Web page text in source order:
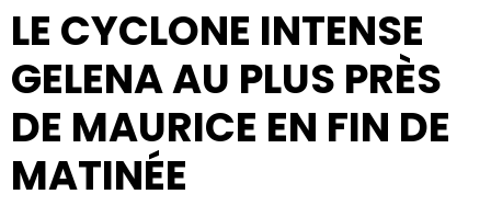
LE CYCLONE INTENSE
GELENA AU PLUS PRÈS
DE MAURICE EN FIN DE
MATINÉE